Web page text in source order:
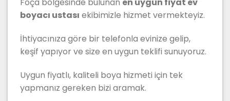
Foça bölgesinde bulunan en uygun fiyat ev
boyacı ustası ekibimizle hizmet vermekteyiz.
İhtiyacınıza göre bir telefonla evinize gelip,
keşif yapıyor ve size en uygun teklifi sunuyoruz.
Uygun fiyatlı, kaliteli boya hizmeti için tek
yapmanız gereken bizi aramak.